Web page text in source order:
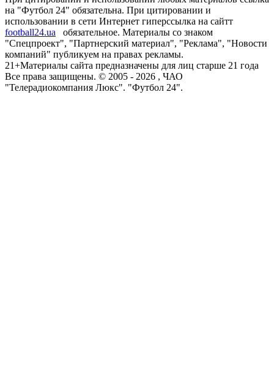
на "Футбол 24" обязательна. При цитировании и
использовании в сети Интернет гиперссылка на сайтт
football24.ua
обязательное. Материалы со знаком
"Спецпроект", "Партнерский материал", "Реклама", "Новости
компаний" публикуем на правах рекламы.
21+Материалы сайта предназначены для лиц старше 21 года
Все права защищены. © 2005 - 2026 , ЧАО
"Телерадиокомпания Люкс". "Футбол 24".